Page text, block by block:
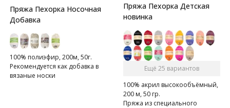
Пряжа Пехорка Носочная
Добавка
100% полиэфир, 200м, 50г.
Рекомендуется как добавка в
вязаные носки
Пряжа Пехорка Детская
новинка
Ещё 25 вариантов
100% акрил высокообъёмный,
200 м, 50 гр.
Пряжа из специального